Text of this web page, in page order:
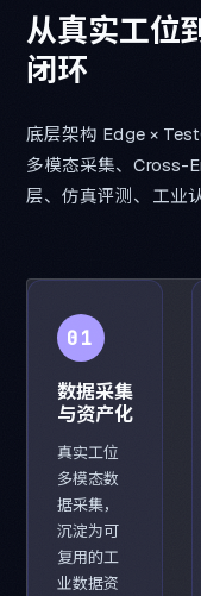
从真实工位
闭环
底层架构 Edge ×
多模态采集、Cross-
层、仿真评测、工业
01
数据采集
与资产化
真实工位
多模态数
据采集，
沉淀为可
复用的工
业数据资